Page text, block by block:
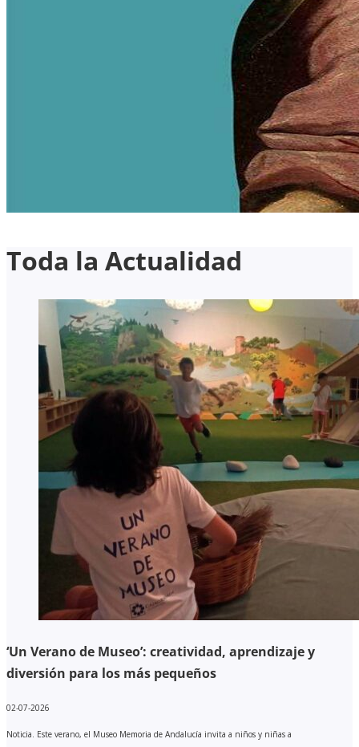
Toda la Actualidad
‘Un Verano de Museo’: creatividad, aprendizaje y
diversión para los más pequeños
02-07-2026
Noticia. Este verano, el Museo Memoria de Andalucía invita a niños y niñas a